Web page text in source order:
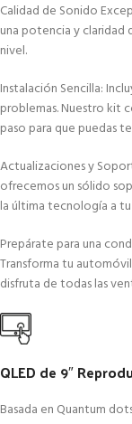
Calidad de Sonido
una potencia y claridad
nivel.
Instalación Sencilla:
problemas. Nuestro kit
paso para que puedas
Actualizaciones y
ofrecemos un sólido
la última tecnología a
Prepárate para una
Transforma tu
disfruta de todas las
QLED de 9″
Basada en Quantum